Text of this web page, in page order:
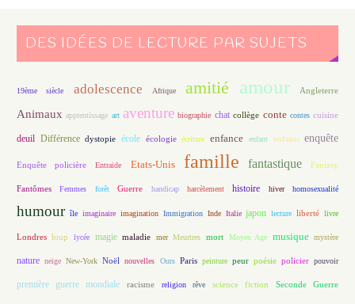
DES IDÉES DE LECTURE PAR SUJETS
19ème siècle adolescence Afrique amitié amour Angleterre
Animaux apprentissage art aventure biographie chat collège conte contes cuisine
deuil Différence dystopie école écologie écriture enfance enfant enfants enquête
Enquête policière Entraide Etats-Unis famille fantastique Fantasy
Fantômes Femmes forêt Guerre handicap harcèlement histoire hiver homosexualité
humour île imaginaire imagination Immigration Inde Italie japon lecture liberté livre
Londres loup lycée magie maladie mer Meurtres mort Moyen Age musique mystère
nature neige New-York Noël nouvelles Ours Paris peinture peur poésie policier pouvoir
première guerre mondiale racisme religion rêve science fiction Seconde Guerre